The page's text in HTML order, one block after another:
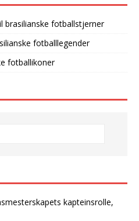
brasilianske fotballstjerner
fotballlegender
fotballikoner
kapteinsrolle,